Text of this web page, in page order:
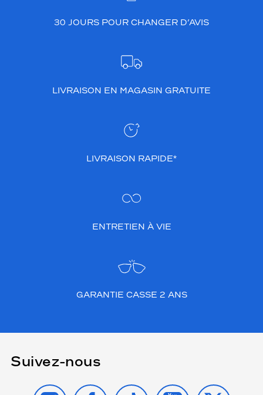
30 JOURS POUR CHANGER D’AVIS
LIVRAISON EN MAGASIN GRATUITE
LIVRAISON RAPIDE*
ENTRETIEN À VIE
GARANTIE CASSE 2 ANS
Suivez-nous
INSTAGRAMFACEBOOK
TIKTOK YOUTUBE
X